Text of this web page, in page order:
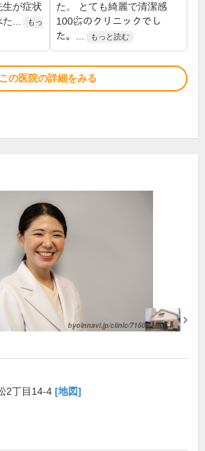
が症状
...
もっ
た。 とても綺麗で清潔感
100㌫のクリニックでし
た。...
もっと読む
この医院の詳細をみる
2丁目14-4 [地図]